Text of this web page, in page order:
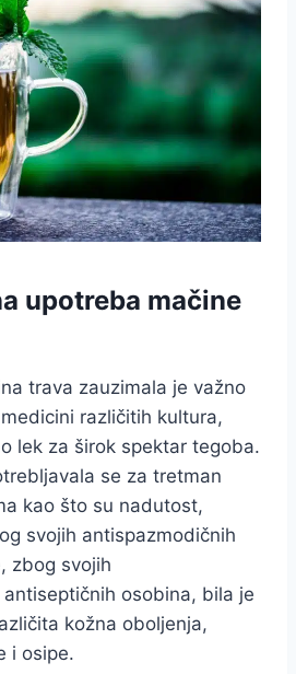
upotreba mačine
trava zauzimala je važno
različitih kultura,
lek za širok spektar tegoba.
se za tretman
kao što su nadutost,
svojih antispazmodičnih
zbog svojih
osobina, bila je
kožna oboljenja,
i osipe.